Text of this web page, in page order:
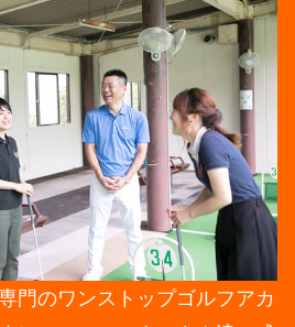
門のワンストップゴルフアカ